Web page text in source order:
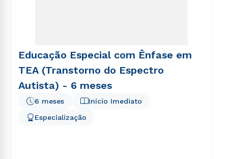
Educação Especial com Ênfase em
TEA (Transtorno do Espectro
Autista) - 6 meses
Início Imediato
6 meses
Especialização